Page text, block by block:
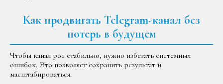
Как продвигать Telegram-канал без
потерь в будущем
Чтобы канал рос стабильно, нужно избегать системных
ошибок. Это позволяет сохранить результат и
масштабироваться.